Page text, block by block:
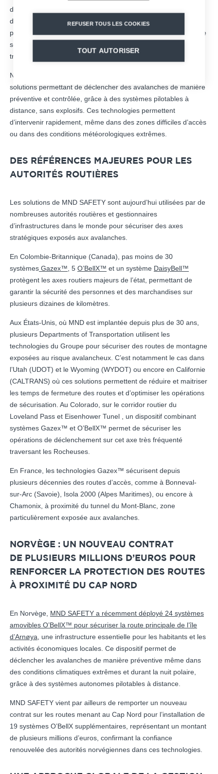
dans plusieurs massifs européens, les gestionnaires
d’infrastructures doivent faire face à des épisodes avalancheux
plus conséquents et plus imprévisibles, renforçant les enjeux de
sécurité et de continuité d’exploitation des réseaux de
transport.
N°1 mondial depuis plus de 30 ans, MND développe des
solutions permettant de déclencher des avalanches de manière
préventive et contrôlée, grâce à des systèmes pilotables à
distance, sans explosifs. Ces technologies permettent
d’intervenir rapidement, même dans des zones difficiles d’accès
ou dans des conditions météorologiques extrêmes.
DES RÉFÉRENCES MAJEURES POUR LES
AUTORITÉS ROUTIÈRES
Les solutions de MND SAFETY sont aujourd’hui utilisées par de
nombreuses autorités routières et gestionnaires
d’infrastructures dans le monde pour sécuriser des axes
stratégiques exposés aux avalanches.
En Colombie-Britannique (Canada), pas moins de 30
systèmes Gazex™ , 5 O’BellX™ et un système DaisyBell™
protègent les axes routiers majeurs de l’état, permettant de
garantir la sécurité des personnes et des marchandises sur
plusieurs dizaines de kilomètres.
Aux États-Unis, où MND est implantée depuis plus de 30 ans,
plusieurs Departments of Transportation utilisent les
technologies du Groupe pour sécuriser des routes de montagne
exposées au risque avalancheux. C’est notamment le cas dans
l’Utah (UDOT) et le Wyoming (WYDOT) ou encore en Californie
(CALTRANS) où ces solutions permettent de réduire et maitriser
les temps de fermeture des routes et d’optimiser les opérations
de sécurisation. Au Colorado, sur le corridor routier du
Loveland Pass et Eisenhower Tunel , un dispositif combinant
systèmes Gazex™ et O’BellX™ permet de sécuriser les
opérations de déclenchement sur cet axe très fréquenté
traversant les Rocheuses.
En France, les technologies Gazex™ sécurisent depuis
plusieurs décennies des routes d’accès, comme à Bonneval-
sur-Arc (Savoie), Isola 2000 (Alpes Maritimes), ou encore à
Chamonix, à proximité du tunnel du Mont-Blanc, zone
particulièrement exposée aux avalanches.
NORVÈGE : UN NOUVEAU CONTRAT
DE PLUSIEURS MILLIONS D’EUROS POUR
RENFORCER LA PROTECTION DES ROUTES
À PROXIMITÉ DU CAP NORD
En Norvège, MND SAFETY a récemment déployé 24 systèmes
amovibles O’BellX™ pour sécuriser la route principale de l’île
d’Arnøya , une infrastructure essentielle pour les habitants et les
activités économiques locales. Ce dispositif permet de
déclencher les avalanches de manière préventive même dans
des conditions climatiques extrêmes et durant la nuit polaire,
grâce à des systèmes autonomes pilotables à distance.
MND SAFETY vient par ailleurs de remporter un nouveau
contrat sur les routes menant au Cap Nord pour l’installation de
19 systèmes O’BellX supplémentaires, représentant un montant
de plusieurs millions d’euros, confirmant la confiance
renouvelée des autorités norvégiennes dans ces technologies.
REFUSER TOUS LES COOKIES
TOUT AUTORISER